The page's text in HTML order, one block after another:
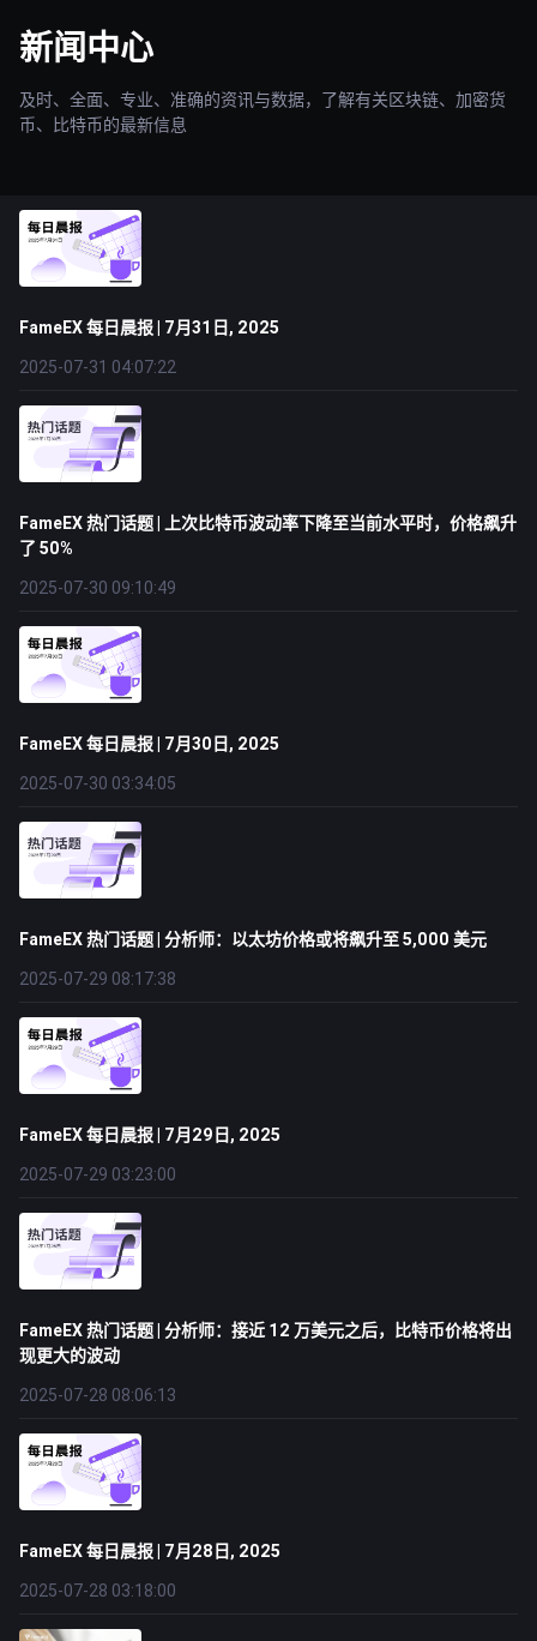
新闻中心
及时、全面、专业、准确的资讯与数据，了解有关区块链、加密货
币、比特币的最新信息
FameEX 每日晨报 | 7月31日, 2025
2025-07-31 04:07:22
FameEX 热门话题 | 上次比特币波动率下降至当前水平时，价格飙升
了 50%
2025-07-30 09:10:49
FameEX 每日晨报 | 7月30日, 2025
2025-07-30 03:34:05
FameEX 热门话题 | 分析师：以太坊价格或将飙升至 5,000 美元
2025-07-29 08:17:38
FameEX 每日晨报 | 7月29日, 2025
2025-07-29 03:23:00
FameEX 热门话题 | 分析师：接近 12 万美元之后，比特币价格将出
现更大的波动
2025-07-28 08:06:13
FameEX 每日晨报 | 7月28日, 2025
2025-07-28 03:18:00